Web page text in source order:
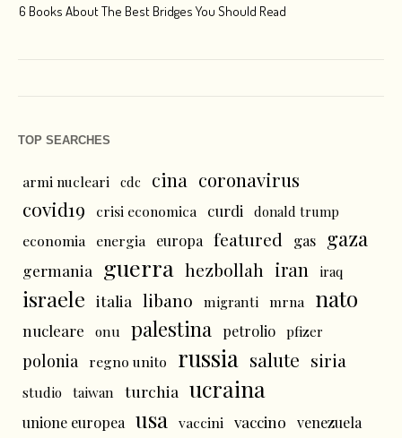
6 Books About The Best Bridges You Should Read
TOP SEARCHES
armi nucleari cdc cina coronavirus
covid19 crisi economica curdi donald trump
economia energia europa featured gas gaza
germania guerra hezbollah iran iraq
israele italia libano migranti mrna nato
nucleare onu palestina petrolio pfizer
polonia regno unito russia salute siria
studio taiwan turchia ucraina
unione europea usa vaccini vaccino venezuela